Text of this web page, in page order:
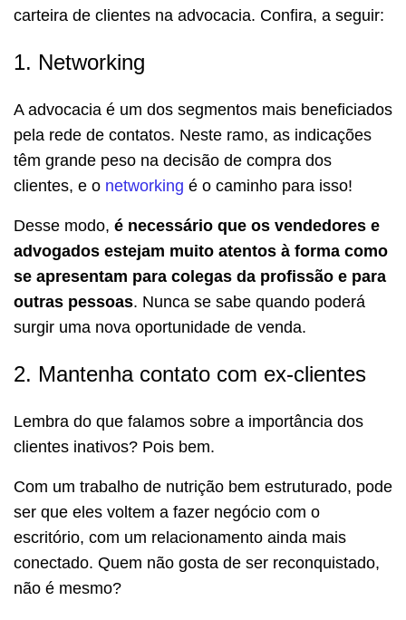
carteira de clientes na advocacia. Confira, a seguir:
1. Networking
A advocacia é um dos segmentos mais beneficiados
pela rede de contatos. Neste ramo, as indicações
têm grande peso na decisão de compra dos
clientes, e o networking é o caminho para isso!
Desse modo, é necessário que os vendedores e
advogados estejam muito atentos à forma como
se apresentam para colegas da profissão e para
outras pessoas. Nunca se sabe quando poderá
surgir uma nova oportunidade de venda.
2. Mantenha contato com ex-clientes
Lembra do que falamos sobre a importância dos
clientes inativos? Pois bem.
Com um trabalho de nutrição bem estruturado, pode
ser que eles voltem a fazer negócio com o
escritório, com um relacionamento ainda mais
conectado. Quem não gosta de ser reconquistado,
não é mesmo?